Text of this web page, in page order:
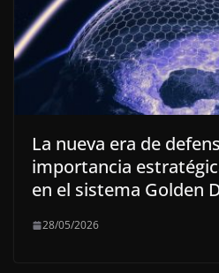
La nueva era de
importancia
en el sistema Golden
28/05/2026